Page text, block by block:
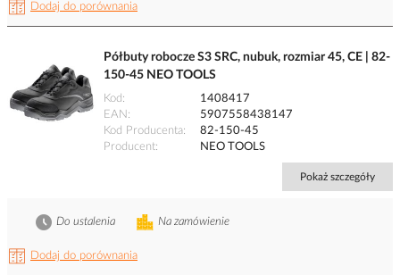
Dodaj do porównania
Półbuty robocze S3 SRC, nubuk, rozmiar 45, CE | 82-
150-45 NEO TOOLS
Kod
1408417
EAN
5907558438147
Kod Producenta
82-150-45
Producent
NEO TOOLS
Pokaż szczegóły
Dodaj do porównania
Na zamówienie
Do ustalenia